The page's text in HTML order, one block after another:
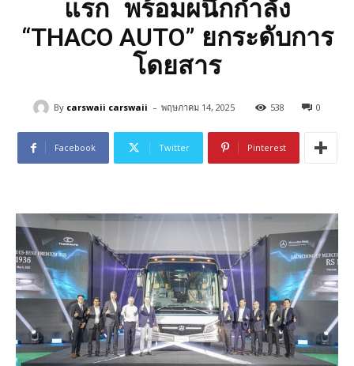
แรก พร้อมผนึกกำลัง
“THACO AUTO” ยกระดับการ
โดยสาร
By carswaii carswaii - พฤษภาคม 14, 2025 538 0
Facebook Twitter Pinterest